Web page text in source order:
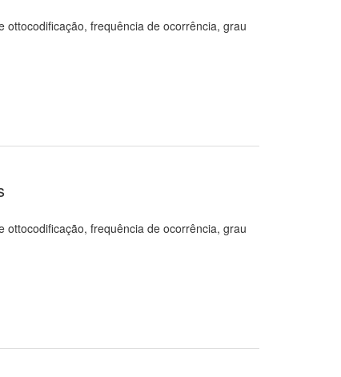
frequência de ocorrência, grau
frequência de ocorrência, grau